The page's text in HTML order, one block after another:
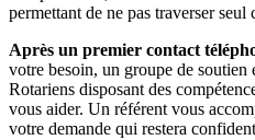
permettant de ne pas traverser seul
Après un premier contact
votre besoin, un groupe de soutien
Rotariens disposant des
vous aider. Un référent vous
votre demande qui restera